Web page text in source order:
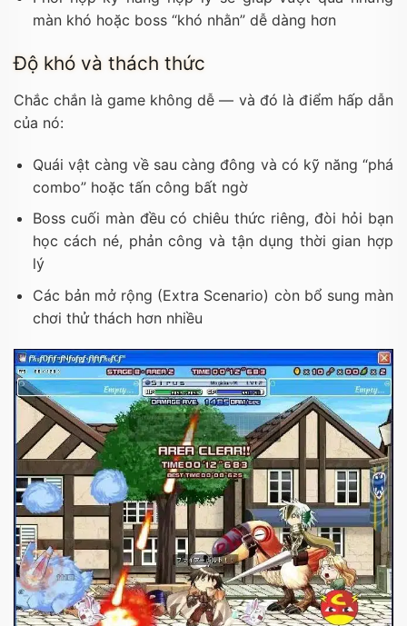
màn khó hoặc boss “khó nhằn” dễ dàng hơn
Độ khó và thách thức
Chắc chắn là game không dễ — và đó là điểm hấp dẫn
của nó:
Quái vật càng về sau càng đông và có kỹ năng “phá
combo” hoặc tấn công bất ngờ
Boss cuối màn đều có chiêu thức riêng, đòi hỏi bạn
học cách né, phản công và tận dụng thời gian hợp
lý
Các bản mở rộng (Extra Scenario) còn bổ sung màn
chơi thử thách hơn nhiều